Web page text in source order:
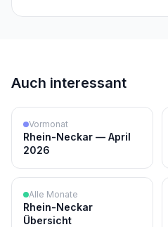
Auch interessant
Vormonat
Rhein-Neckar — April
2026
Alle Monate
Rhein-Neckar
Übersicht